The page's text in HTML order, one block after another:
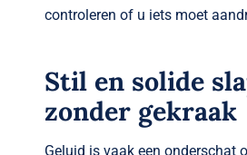
controleren of u iets moet
Stil en solide
zonder gekraak
Geluid is vaak een onderschat